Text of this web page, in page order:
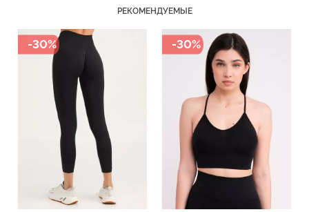
РЕКОМЕНДУЕМЫЕ
-30% -30%